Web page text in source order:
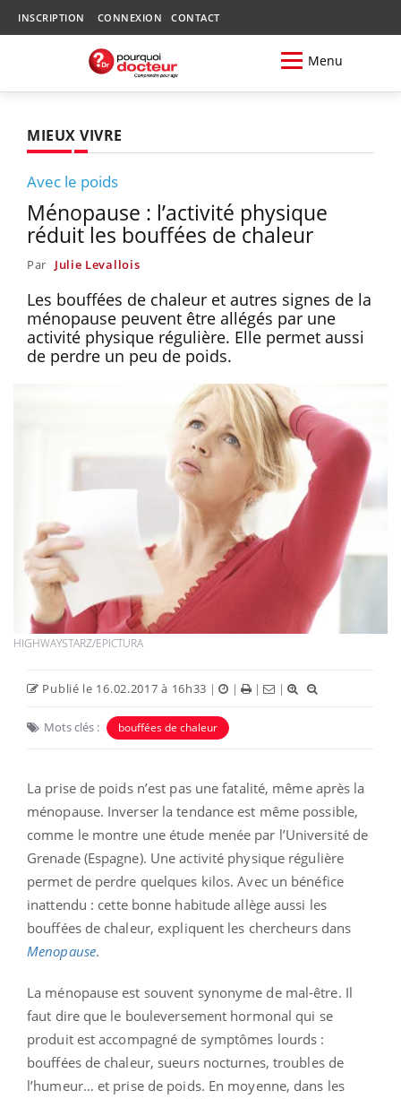
INSCRIPTION CONNEXION CONTACT
Menu
MIEUX VIVRE
Avec le poids
Ménopause : l’activité physique
réduit les bouffées de chaleur
Par Julie Levallois
Les bouffées de chaleur et autres signes de la
ménopause peuvent être allégés par une
activité physique régulière. Elle permet aussi
de perdre un peu de poids.
HIGHWAYSTARZ/EPICTURA
Publié le 16.02.2017 à 16h33 | | | |
Mots clés : bouffées de chaleur
La prise de poids n’est pas une fatalité, même après la
ménopause. Inverser la tendance est même possible,
comme le montre une étude menée par l’Université de
Grenade (Espagne). Une activité physique régulière
permet de perdre quelques kilos. Avec un bénéfice
inattendu : cette bonne habitude allège aussi les
bouffées de chaleur, expliquent les chercheurs dans
Menopause.
La ménopause est souvent synonyme de mal-être. Il
faut dire que le bouleversement hormonal qui se
produit est accompagné de symptômes lourds :
bouffées de chaleur, sueurs nocturnes, troubles de
l’humeur… et prise de poids. En moyenne, dans les